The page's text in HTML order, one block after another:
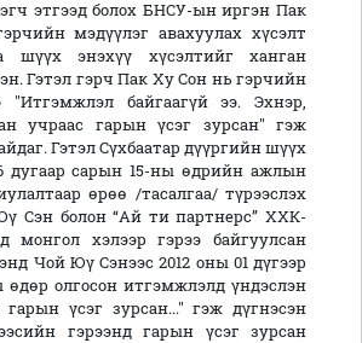
этгээд болох БНСУ-ын иргэн Пак
мэдүүлэг авахуулах хүсэлт
шүүх энэхүү хүсэлтийг ханган
Гэтэл гэрч Пак Ху Сон нь гэрчийн
"Итгэмжлэл байгаагүй ээ. Эхнэр,
учраас гарын үсэг зурсан" гэж
Гэтэл Сүхбаатар дүүргийн шүүх
дугаар сарын 15-ны өдрийн ажлын
өрөө /тасалгаа/ түрээслэх
Сэн болон “Ай ти партнерс” ХХК-
монгол хэлээр гэрээ байгуулсан
Чой Юү Сэнээс 2012 оны 01 дүгээр
олгосон итгэмжлэлд үндэслэн
үсэг зурсан..." гэж дүгнэсэн
гэрээнд гарын үсэг зурсан